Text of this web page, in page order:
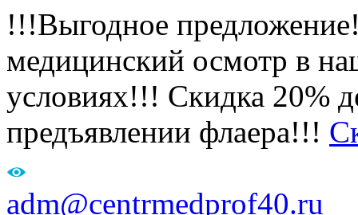
!!!Выгодное
медицинский осмотр в
условиях!!! Скидка 20%
предъявлении флаера!!!
adm@centrmedprof40.ru